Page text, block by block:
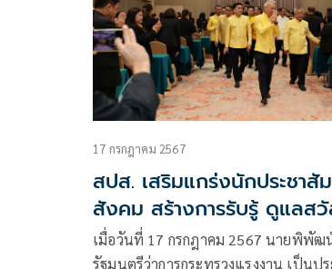
17 กรกฎาคม 2567
สปส. เสริมแกร่งนักประชาสั
สังคม สร้างการรับรู้ ดูแลส
ประกันตนให้ทั่วถึงรวดเร็ว
เมื่อวันที่ 17 กรกฎาคม 2567 นายพิพัฒ
รัฐมนตรีว่าการกระทรวงแรงงาน เป็นป